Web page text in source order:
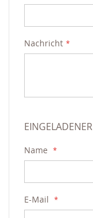
Nachricht
EINGELADENER
Name
E-Mail